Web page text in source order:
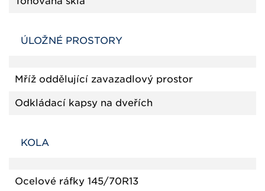
ÚLOŽNÉ PROSTORY
Mříž oddělující zavazadlový prostor
Odkládací kapsy na dveřích
KOLA
Ocelové ráfky 145/70R13